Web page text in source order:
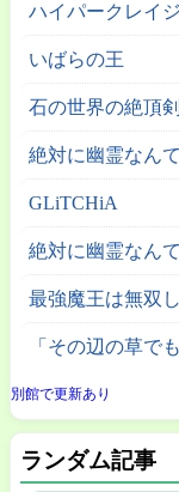
ハイパークレイ
いばらの王
石の世界の絶頂
絶対に幽霊なん
GLiTCHiA
絶対に幽霊なん
別館で更新あり
ランダム記事